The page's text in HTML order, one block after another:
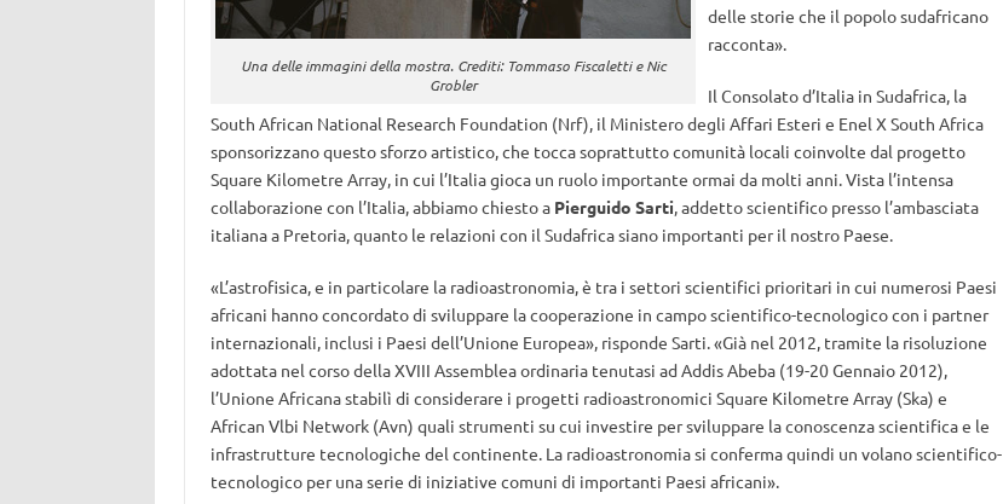
Una delle immagini della mostra. Crediti: Tommaso Fiscaletti e Nic
Grobler
delle storie che il popolo sudafricano
racconta».
Il Consolato d’Italia in Sudafrica, la
South African National Research Foundation (Nrf), il Ministero degli Affari Esteri e Enel X South Africa
sponsorizzano questo sforzo artistico, che tocca soprattutto comunità locali coinvolte dal progetto
Square Kilometre Array, in cui l’Italia gioca un ruolo importante ormai da molti anni. Vista l’intensa
collaborazione con l’Italia, abbiamo chiesto a Pierguido Sarti, addetto scientifico presso l’ambasciata
italiana a Pretoria, quanto le relazioni con il Sudafrica siano importanti per il nostro Paese.
«L’astrofisica, e in particolare la radioastronomia, è tra i settori scientifici prioritari in cui numerosi Paesi
africani hanno concordato di sviluppare la cooperazione in campo scientifico-tecnologico con i partner
internazionali, inclusi i Paesi dell’Unione Europea», risponde Sarti. «Già nel 2012, tramite la risoluzione
adottata nel corso della XVIII Assemblea ordinaria tenutasi ad Addis Abeba (19-20 Gennaio 2012),
l’Unione Africana stabilì di considerare i progetti radioastronomici Square Kilometre Array (Ska) e
African Vlbi Network (Avn) quali strumenti su cui investire per sviluppare la conoscenza scientifica e le
infrastrutture tecnologiche del continente. La radioastronomia si conferma quindi un volano scientifico-
tecnologico per una serie di iniziative comuni di importanti Paesi africani».